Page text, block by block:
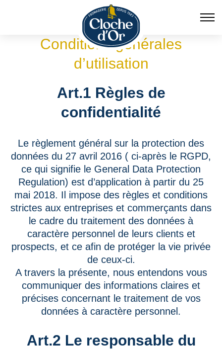
Conditions générales
d’utilisation
Art.1 Règles de
confidentialité
Le règlement général sur la protection des
données du 27 avril 2016 ( ci-après le RGPD,
ce qui signifie le General Data Protection
Regulation) est d’application à partir du 25
mai 2018. Il impose des règles et conditions
strictes aux entreprises et commerçants dans
le cadre du traitement des données à
caractère personnel de leurs clients et
prospects, et ce afin de protéger la vie privée
de ceux-ci.
A travers la présente, nous entendons vous
communiquer des informations claires et
précises concernant le traitement de vos
données à caractère personnel.
Art.2 Le responsable du